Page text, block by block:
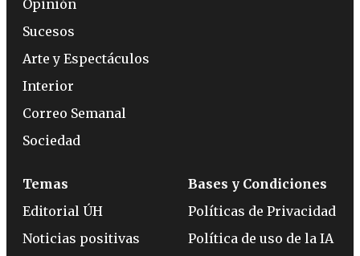
Opinión
Sucesos
Arte y Espectáculos
Interior
Correo Semanal
Sociedad
Temas
Editorial ÚH
Noticias positivas
Bases y Condiciones
Políticas de Privacidad
Política de uso de la IA